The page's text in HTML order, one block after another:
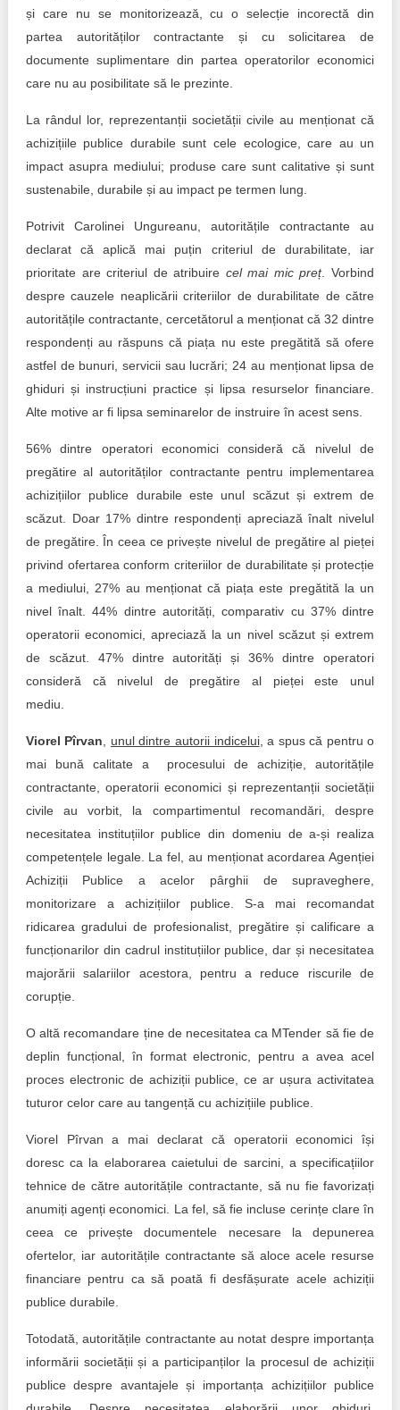
și care nu se monitorizează, cu o selecție incorectă din
partea autorităților contractante și cu solicitarea de
documente suplimentare din partea operatorilor economici
care nu au posibilitate să le prezinte.
La rândul lor, reprezentanții societății civile au menționat că
achizițiile publice durabile sunt cele ecologice, care au un
impact asupra mediului; produse care sunt calitative și sunt
sustenabile, durabile și au impact pe termen lung.
Potrivit Carolinei Ungureanu, autoritățile contractante au
declarat că aplică mai puțin criteriul de durabilitate, iar
prioritate are criteriul de atribuire cel mai mic preț. Vorbind
despre cauzele neaplicării criteriilor de durabilitate de către
autoritățile contractante, cercetătorul a menționat că 32 dintre
respondenți au răspuns că piața nu este pregătită să ofere
astfel de bunuri, servicii sau lucrări; 24 au menționat lipsa de
ghiduri și instrucțiuni practice și lipsa resurselor financiare.
Alte motive ar fi lipsa seminarelor de instruire în acest sens.
56% dintre operatori economici consideră că nivelul de
pregătire al autorităților contractante pentru implementarea
achizițiilor publice durabile este unul scăzut și extrem de
scăzut. Doar 17% dintre respondenți apreciază înalt nivelul
de pregătire. În ceea ce privește nivelul de pregătire al pieței
privind ofertarea conform criteriilor de durabilitate și protecție
a mediului, 27% au menționat că piața este pregătită la un
nivel înalt. 44% dintre autorități, comparativ cu 37% dintre
operatorii economici, apreciază la un nivel scăzut și extrem
de scăzut. 47% dintre autorități și 36% dintre operatori
consideră că nivelul de pregătire al pieței este unul
mediu.
Viorel Pîrvan unul dintre autorii indicelui, a spus că pentru o
mai bună calitate a procesului de achiziție, autoritățile
contractante, operatorii economici și reprezentanții societății
civile au vorbit, la compartimentul recomandări, despre
necesitatea instituțiilor publice din domeniu de a-și realiza
competențele legale. La fel, au menționat acordarea Agenției
Achiziții Publice a acelor pârghii de supraveghere,
monitorizare a achizițiilor publice. S-a mai recomandat
ridicarea gradului de profesionalist, pregătire și calificare a
funcționarilor din cadrul instituțiilor publice, dar și necesitatea
majorării salariilor acestora, pentru a reduce riscurile de
corupție.
O altă recomandare ține de necesitatea ca MTender să fie de
deplin funcțional, în format electronic, pentru a avea acel
proces electronic de achiziții publice, ce ar ușura activitatea
tuturor celor care au tangență cu achizițiile publice.
Viorel Pîrvan a mai declarat că operatorii economici își
doresc ca la elaborarea caietului de sarcini, a specificațiilor
tehnice de către autoritățile contractante, să nu fie favorizați
anumiți agenți economici. La fel, să fie incluse cerințe clare în
ceea ce privește documentele necesare la depunerea
ofertelor, iar autoritățile contractante să aloce acele resurse
financiare pentru ca să poată fi desfășurate acele achiziții
publice durabile.
Totodată, autoritățile contractante au notat despre importanța
informării societății și a participanților la procesul de achiziții
publice despre avantajele și importanța achizițiilor publice